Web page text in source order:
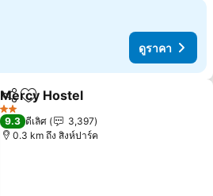
ดูราคา
แชร์ เพิ่มในรายการโปรด
Mercy Hostel
2 ดาว
9.3 ดีเลิศ
3,397
0.3 km ถึง สิงห์ปาร์ค